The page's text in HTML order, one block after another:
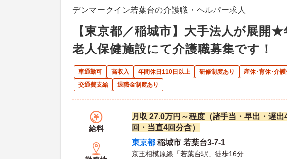
デンマークイン若葉台の介護職・ヘルパー求人
【東京都／稲城市】大手法人が展開
老人保健施設にて介護職募集です！
車通勤可 高収入 年間休日110日以上 研修制度あり 産休･育休･介
交通費支給
退職金制度あり
給料
月収 27.0万円～程度（諸手当・早出・遅出
回・当直4回分含）
東京都 稲城市 若葉台3-7-1
京王相模原線「若葉台駅」徒歩16分